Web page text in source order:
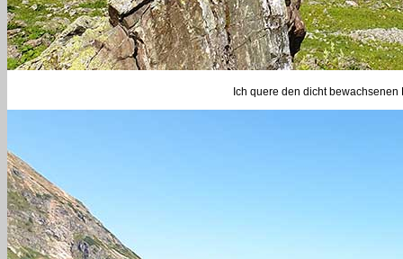
Ich quere den dicht